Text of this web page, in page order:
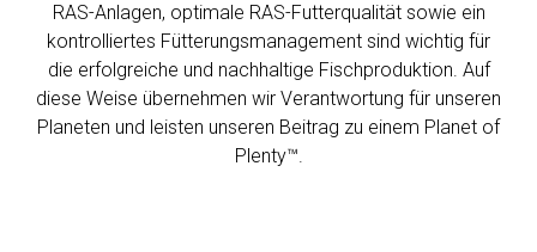
RAS-Anlagen, optimale RAS-Futterqualität sowie ein
kontrolliertes Fütterungsmanagement sind wichtig für
die erfolgreiche und nachhaltige Fischproduktion. Auf
diese Weise übernehmen wir Verantwortung für unseren
Planeten und leisten unseren Beitrag zu einem Planet of
Plenty™.